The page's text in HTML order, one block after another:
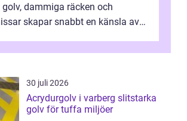
dammiga räcken och
skapar snabbt en känsla av
30 juli 2026
Acrydurgolv i varberg slitstarka
golv för tuffa miljöer